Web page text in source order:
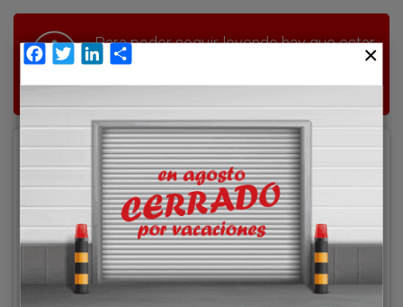
Para poder seguir leyendo hay que estar
suscrito a Transporte XXI, el periódico
del transporte y la logística en España.
Acceder
Nombre de usuario
Facebook
TwitterLinkedIn